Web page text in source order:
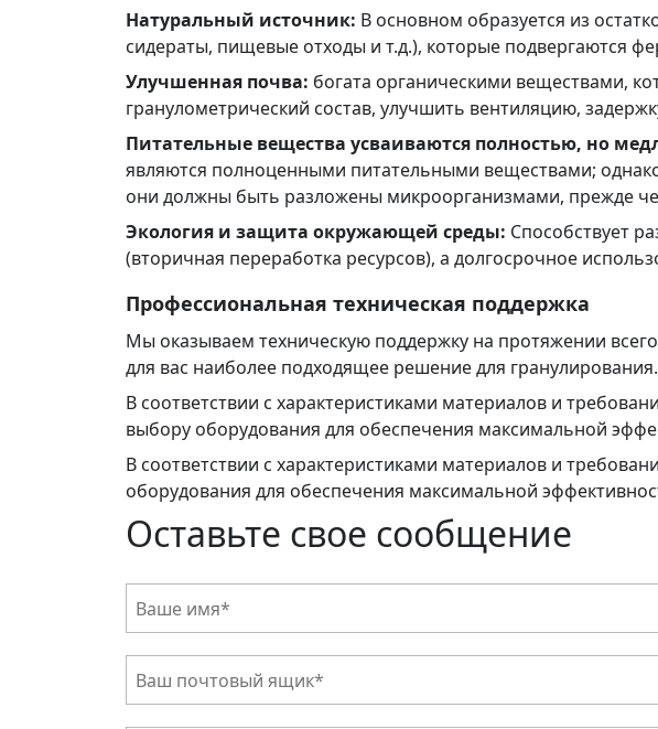
Натуральный источник: В основном образуется из
сидераты, пищевые отходы и т.д.), которые подвергаются
Улучшенная почва: богата органическими веществами,
гранулометрический состав, улучшить вентиляцию,
Питательные вещества усваиваются полностью, но
являются полноценными питательными веществами;
они должны быть разложены микроорганизмами, прежде
Экология и защита окружающей среды: Способствует
(вторичная переработка ресурсов), а долгосрочное
Профессиональная техническая поддержка
Мы оказываем техническую поддержку на протяжении
для вас наиболее подходящее решение для гранулирования.
В соответствии с характеристиками материалов и
выбору оборудования для обеспечения максимальной
В соответствии с характеристиками материалов и
оборудования для обеспечения максимальной
Оставьте свое сообщение